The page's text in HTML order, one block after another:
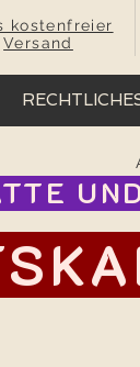
kostenfreier
Versand